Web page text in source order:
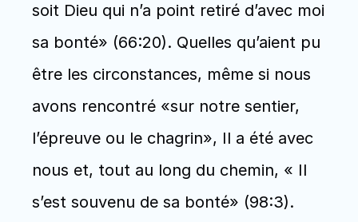
soit Dieu qui n’a point retiré d’avec moi
sa bonté» (66:20). Quelles qu’aient pu
être les circonstances, même si nous
avons rencontré «sur notre sentier,
l’épreuve ou le chagrin», Il a été avec
nous et, tout au long du chemin, « Il
s’est souvenu de sa bonté» (98:3).